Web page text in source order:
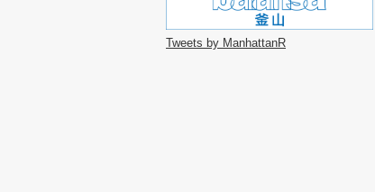
Tweets by ManhattanR